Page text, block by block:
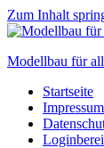
Zum Inhalt
Modellbau für
Scale
modelling
Startseite
Impressum